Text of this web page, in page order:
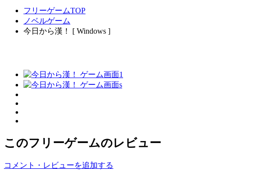
フリーゲームTOP
ノベルゲーム
今日から漢！ [ Windows ]
このフリーゲームのレビュー
コメント・レビューを追加する